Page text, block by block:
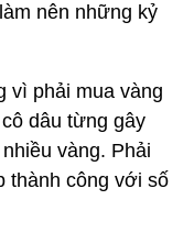
nên những kỷ
vì phải mua vàng
dâu từng gây
vàng. Phải
thành công với số